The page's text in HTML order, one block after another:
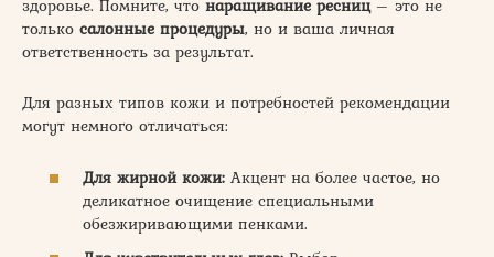
здоровье. Помните, что наращивание ресниц– это не
только салонные процедуры, но и ваша личная
ответственность за результат.
Для разных типов кожи и потребностей рекомендации
могут немного отличаться:
Для жирной кожи: Акцент на более частое, но
деликатное очищение специальными
обезжиривающими пенками.